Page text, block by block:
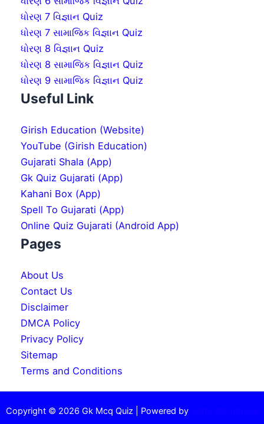
ધોરણ 7 વિજ્ઞાન Quiz
ધોરણ 7 સામાજિક વિજ્ઞાન Quiz
ધોરણ 8 વિજ્ઞાન Quiz
ધોરણ 8 સામાજિક વિજ્ઞાન Quiz
ધોરણ 9 સામાજિક વિજ્ઞાન Quiz
Useful Link
Girish Education (Website)
YouTube (Girish Education)
Gujarati Shala (App)
Gk Quiz Gujarati (App)
Kahani Box (App)
Spell To Gujarati (App)
Online Quiz Gujarati (Android App)
Pages
About Us
Contact Us
Disclaimer
DMCA Policy
Privacy Policy
Sitemap
Terms and Conditions
Copyright © 2026 Gk Mcq Quiz | Powered by